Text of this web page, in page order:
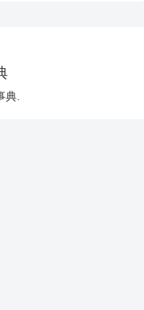
典.